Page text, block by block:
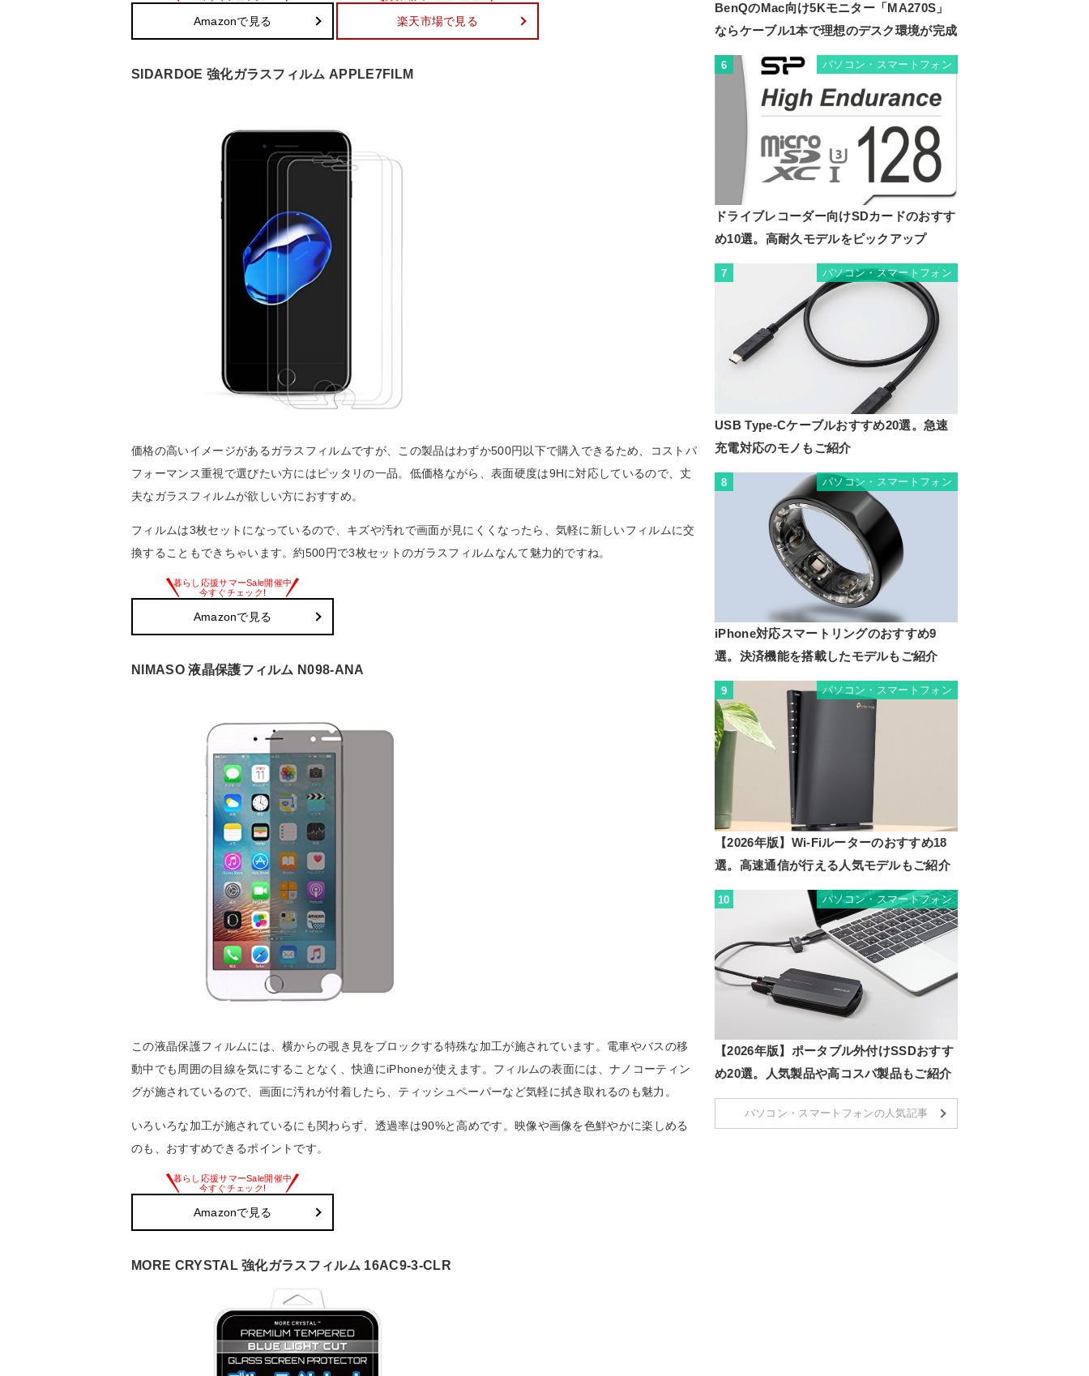
Amazonで見る 楽天市場で見る
SIDARDOE 強化ガラスフィルム APPLE7FILM
価格の高いイメージがあるガラスフィルムですが、この製品はわずか500円以下で購入できるため、コストパ
フォーマンス重視で選びたい方にはピッタリの一品。低価格ながら、表面硬度は9Hに対応しているので、丈
夫なガラスフィルムが欲しい方におすすめ。
フィルムは3枚セットになっているので、キズや汚れで画面が見にくくなったら、気軽に新しいフィルムに交
換することもできちゃいます。約500円で3枚セットのガラスフィルムなんて魅力的ですね。
Amazonで見る
NIMASO 液晶保護フィルム N098‐ANA
この液晶保護フィルムには、横からの覗き見をブロックする特殊な加工が施されています。電車やバスの移
動中でも周囲の目線を気にすることなく、快適にiPhoneが使えます。フィルムの表面には、ナノコーティン
グが施されているので、画面に汚れが付着したら、ティッシュペーパーなど気軽に拭き取れるのも魅力。
いろいろな加工が施されているにも関わらず、透過率は90%と高めです。映像や画像を色鮮やかに楽しめる
のも、おすすめできるポイントです。
Amazonで見る
MORE CRYSTAL 強化ガラスフィルム 16AC9-3-CLR
BenQのMac向け5Kモニター「MA270S」
ならケーブル1本で理想のデスク環境が完成
6 パソコン・スマートフォン
ドライブレコーダー向けSDカードのおすす
め10選。高耐久モデルをピックアップ
7 パソコン・スマートフォン
USB Type-Cケーブルおすすめ20選。急速
充電対応のモノもご紹介
8 パソコン・スマートフォン
iPhone対応スマートリングのおすすめ9
選。決済機能を搭載したモデルもご紹介
9 パソコン・スマートフォン
【2026年版】Wi-Fiルーターのおすすめ18
選。高速通信が行える人気モデルもご紹介
10 パソコン・スマートフォン
【2026年版】ポータブル外付けSSDおすす
め20選。人気製品や高コスパ製品もご紹介
パソコン・スマートフォンの人気記事